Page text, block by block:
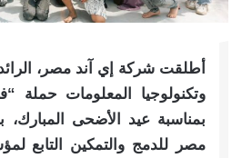
أطلقت شركة إي آند مصر،
وتكنولوجيا المعلومات حملة
بمناسبة عيد الأضحى المبارك،
مصر للدمج والتمكين التابع